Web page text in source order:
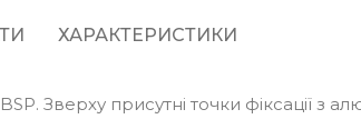
ХАРАКТЕРИСТИКИ
Зверху присутні точки фіксації з